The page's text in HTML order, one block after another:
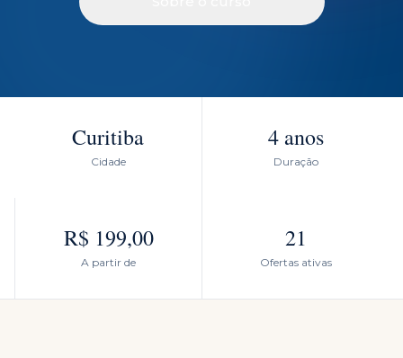
Curitiba
Cidade
4 anos
Duração
R$ 199,00
A partir de
21
Ofertas ativas